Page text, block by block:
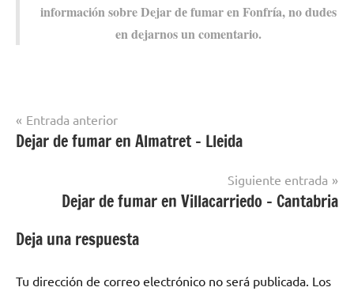
información sobre Dejar dе fumar en Fonfría, no dudes
en dejarnos un comentario.
Dejar de
de Zamora
Navegación
de
Entrada anterior
Dejar de fumar en Almatret – Lleida
Siguiente entrada
Dejar de fumar en Villacarriedo – Cantabria
Deja una respuesta
Tu dirección de correo electrónico no será publicada. Los